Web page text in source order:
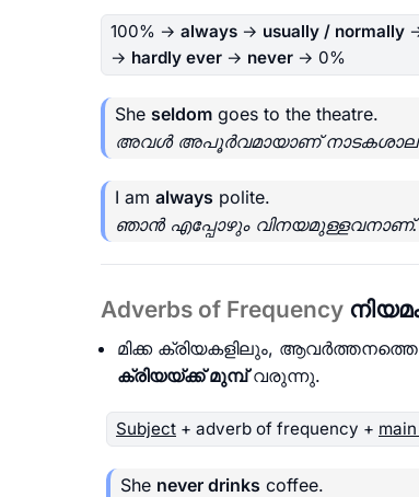
100% → always → usually / normally
→ hardly ever → never → 0%
She seldom goes to the theatre.
അവൾ അപൂർവമായാണ്
I am always polite.
ഞാൻ എപ്പോഴും വിനയമുള്ളവനാണ്.
Adverbs of Frequency
മിക്ക ക്രിയകളിലും,
ക്രിയയ്ക്ക് മുമ്പ്വരുന്നു.
Subject + adverb of frequency +
She never drinks coffee.